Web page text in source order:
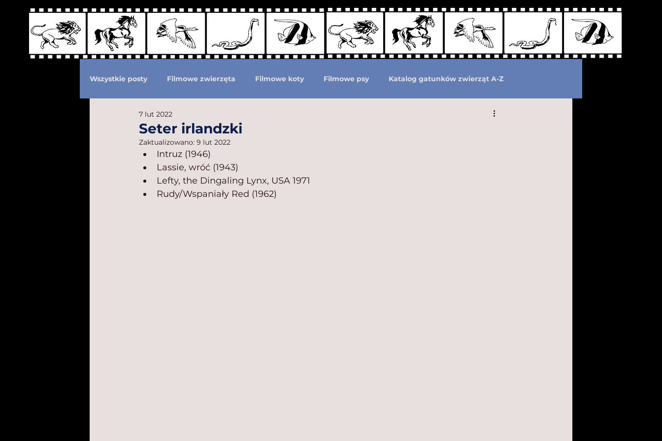
Wszystkie posty Filmowe zwierzęta Filmowe koty Filmowe psy Katalog gatunków zwierząt A-Z
Podział według ras kotów Kryptozoologia
Eksploatacja zwierząt Pomoc zwierzętom
Seter irlandzki
7 lut 2022
Zaktualizowano: 9 lut 2022
Intruz (1946)
Lassie, wróć (1943)
Lefty, the Dingaling Lynx, USA 1971
Rudy/Wspaniały Red (1962)